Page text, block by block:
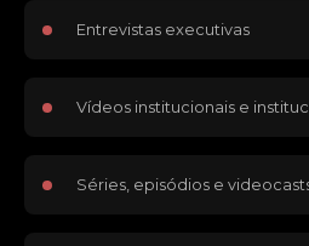
Entrevistas executivas
Vídeos institucionais e
Séries, episódios e